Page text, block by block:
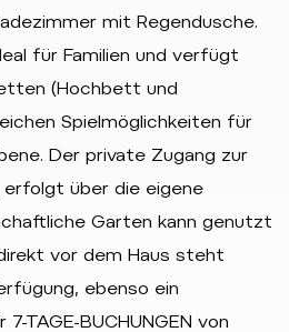
mit Regendusche.
für Familien und verfügt
(Hochbett und
Spielmöglichkeiten für
Der private Zugang zur
erfolgt über die eigene
Garten kann genutzt
vor dem Haus steht
ebenso ein
TAGE-BUCHUNGEN von